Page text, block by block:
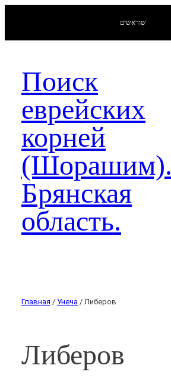
שוראשים
Поиск
еврейских
корней
(Шорашим).
Брянская
область.
Главная / Унеча / Либеров
Либеров